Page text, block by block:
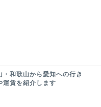
・和歌山から愛知への行き
運賃を紹介します